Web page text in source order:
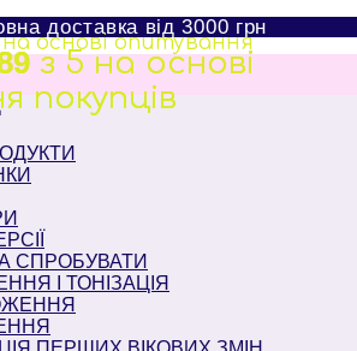
доставка від 3000 грн
СПРОБУВАТИ
І ТОНІЗАЦІЯ
з 5 на основі
покупців
з 5 на основі
покупців
основі опитування